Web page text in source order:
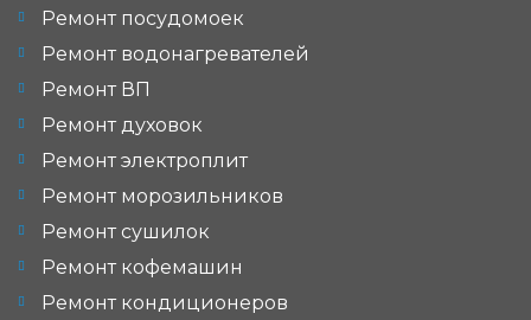
Ремонт посудомоек
Ремонт водонагревателей
Ремонт ВП
Ремонт духовок
Ремонт электроплит
Ремонт морозильников
Ремонт сушилок
Ремонт кофемашин
Ремонт кондиционеров